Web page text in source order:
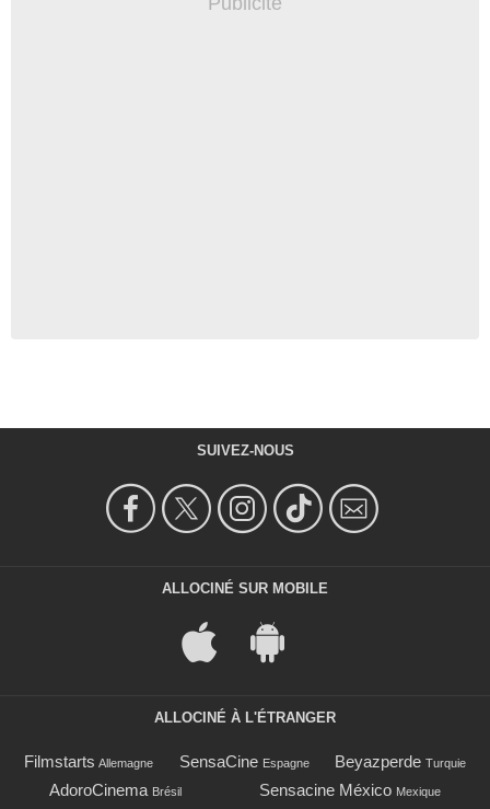
SUIVEZ-NOUS
ALLOCINÉ SUR MOBILE
ALLOCINÉ À L'ÉTRANGER
Filmstarts Allemagne SensaCine Espagne Beyazperde Turquie
AdoroCinema Brésil Sensacine México Mexique